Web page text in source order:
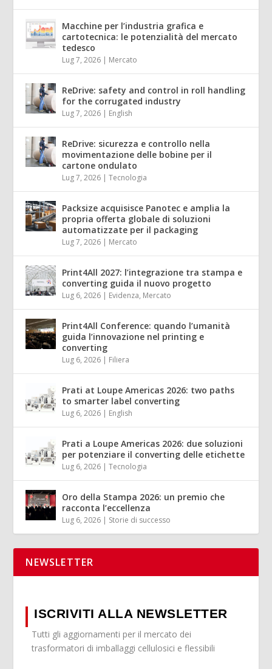
Macchine per l’industria grafica e
cartotecnica: le potenzialità del mercato
tedesco
Lug 7, 2026 | Mercato
ReDrive: safety and control in roll handling
for the corrugated industry
Lug 7, 2026 | English
ReDrive: sicurezza e controllo nella
movimentazione delle bobine per il
cartone ondulato
Lug 7, 2026 |Tecnologia
Packsize acquisisce Panotec e amplia la
propria offerta globale di soluzioni
automatizzate per il packaging
Lug 7, 2026 | Mercato
Print4All 2027: l’integrazione tra stampa e
converting guida il nuovo progetto
Lug 6, 2026 | Evidenza, Mercato
Print4All Conference: quando l’umanità
guida l’innovazione nel printing e
converting
Lug 6, 2026 | Filiera
Prati at Loupe Americas 2026: two paths
to smarter label converting
Lug 6, 2026 | English
Prati a Loupe Americas 2026: due soluzioni
per potenziare il converting delle etichette
Lug 6, 2026 |Tecnologia
Oro della Stampa 2026: un premio che
racconta l’eccellenza
Lug 6, 2026 | Storie di successo
NEWSLETTER
ISCRIVITI ALLA NEWSLETTER
Tutti gli aggiornamenti per il mercato dei
trasformatori di imballaggi cellulosici e flessibili